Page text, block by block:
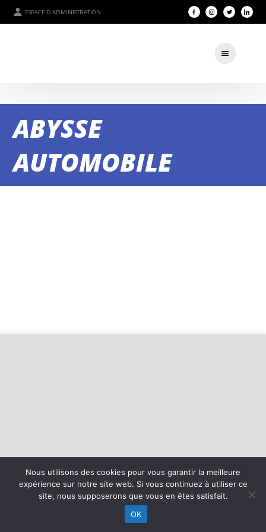
ESPACE D'ADMINISTRATION
ABYSSE
AUTOMOBILE
© 2026 - Avenir Sportif Frontignan Athletic Club | Site internet
réalisé par
MENTIONS LÉGALES
Nous utilisons des cookies pour vous garantir la meilleure
expérience sur notre site web. Si vous continuez à utiliser ce
site, nous supposerons que vous en êtes satisfait.
OK